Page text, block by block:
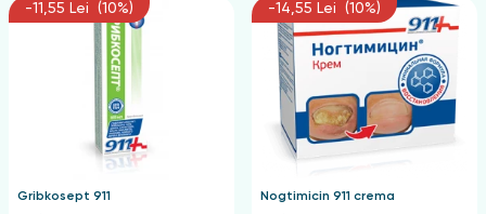
-11,55 Lei (10%)
Gribkosept 911
-14,55 Lei (10%)
Nogtimicin 911 crema